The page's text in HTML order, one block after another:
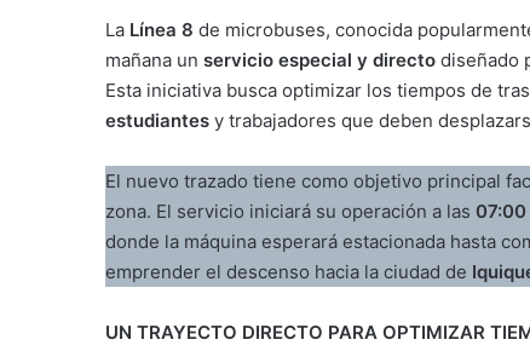
La Línea 8 de microbuses, conocida
mañana un servicio especial y directo diseñado
Esta iniciativa busca optimizar los tiempos de
estudiantes y trabajadores que deben
El nuevo trazado tiene como objetivo principal
zona. El servicio iniciará su operación a las 07:00
donde la máquina esperará estacionada hasta
emprender el descenso hacia la ciudad de
UN TRAYECTO DIRECTO PARA OPTIMIZAR